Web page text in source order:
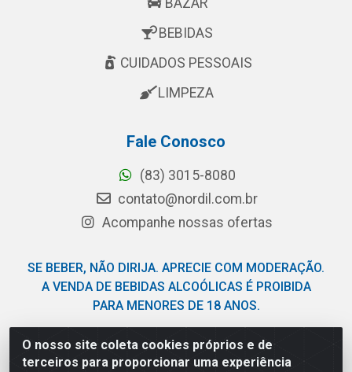
O nosso site coleta cookies próprios e de
terceiros para proporcionar uma experiência
BAZAR
BEBIDAS
CUIDADOS PESSOAIS
LIMPEZA
Fale Conosco
(83) 3015-8080
contato@nordil.com.br
Acompanhe nossas ofertas
SE BEBER, NÃO DIRIJA. APRECIE COM MODERAÇÃO.
A VENDA DE BEBIDAS ALCOÓLICAS É PROIBIDA
PARA MENORES DE 18 ANOS.
Nordil Distribuidora - Avenida Liberdade, 2738, Bloco F -